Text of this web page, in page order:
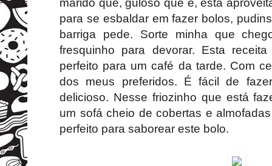
marido que, guloso que é, está
para se esbaldar em fazer bolos,
barriga pede. Sorte minha que
fresquinho para devorar. Esta
perfeito para um café da tarde. Com
dos meus preferidos. É fácil de
delicioso. Nesse friozinho que está
um sofá cheio de cobertas e
perfeito para saborear este bolo.